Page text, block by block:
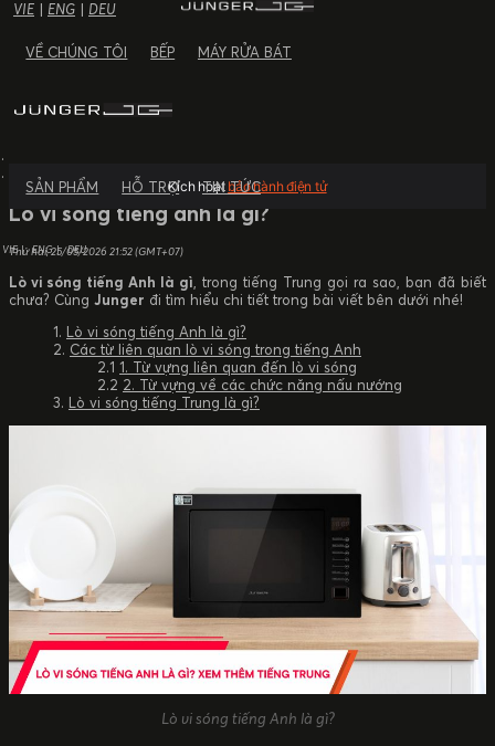
VỀ CHÚNG TÔI BẾP MÁY RỬA BÁT
SẢN PHẨM HỖ TRỢ TIN TỨC
VIE ENG DEU
Kích hoạt bảo hành điện tử
TIN TỨC
Lò vi sóng tiếng anh là gì?
Thứ hai, 25/05/2026 21:52 (GMT+07)
Lò vi sóng tiếng Anh là gì , trong tiếng Trung gọi ra sao, bạn đã biết
chưa? Cùng Junger đi tìm hiểu chi tiết trong bài viết bên dưới nhé!
Lò vi sóng tiếng Anh là gì?
Các từ liên quan lò vi sóng trong tiếng Anh
1. Từ vựng liên quan đến lò vi sóng
2. Từ vựng về các chức năng nấu nướng
Lò vi sóng tiếng Trung là gì?
Lò vi sóng tiếng Anh là gì?
VIE | ENG | DEU